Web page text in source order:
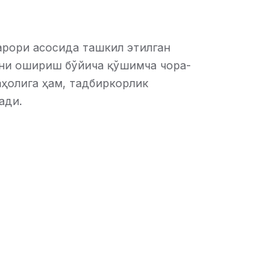
асосида ташкил этилган
ошириш бўйича қўшимча чора-
ҳам, тадбиркорлик